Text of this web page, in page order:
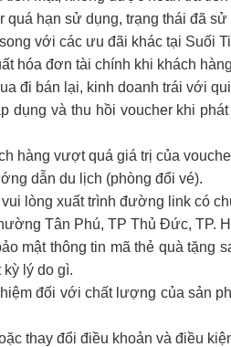
quá hạn sử dụng, trạng thái đã sử
với các ưu đãi khác tại Suối
hóa đơn tài chính khi khách
đi bán lại, kinh doanh trái với
dụng và thu hồi voucher khi
hàng vượt quá giá trị của
dẫn du lịch (phòng đổi vé).
lòng xuất trình đường link có
Tân Phú, TP Thủ Đức, TP.
mật thông tin mã thẻ quà tặng
lý do gì.
đối với chất lượng của sản
thay đổi điều khoản và điều